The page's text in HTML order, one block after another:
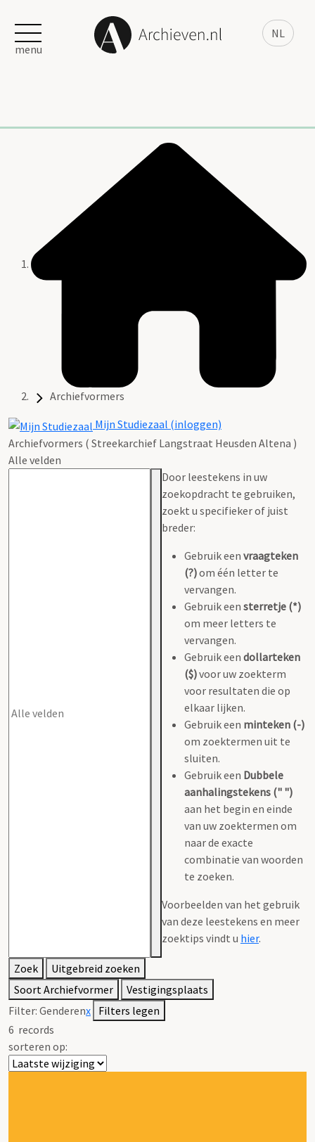
NL
menu
Archiefvormers
Mijn Studiezaal (inloggen)
Archiefvormers ( Streekarchief Langstraat Heusden Altena )
Alle velden
Door leestekens in uw
zoekopdracht te gebruiken,
zoekt u specifieker of juist
breder:
Gebruik een vraagteken
(?)om één letter te
vervangen.
Gebruik een sterretje (*)
om meer letters te
vervangen.
Gebruik een dollarteken
($)voor uw zoekterm
voor resultaten die op
elkaar lijken.
Gebruik een minteken (-)
om zoektermen uit te
sluiten.
Gebruik een Dubbele
aanhalingstekens (" ")
aan het begin en einde
van uw zoektermen om
naar de exacte
combinatie van woorden
te zoeken.
Voorbeelden van het gebruik
van deze leestekens en meer
zoektips vindt u hier.
Zoek
Uitgebreid zoeken
Soort Archiefvormer
Vestigingsplaats
Filter: Genderenx Filters legen
6 records
sorteren op: